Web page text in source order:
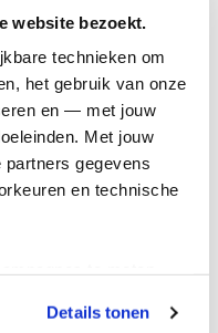
website bezoekt.
technieken om
het gebruik van onze
en — met jouw
Met jouw
gegevens
en technische
elk moment wijzigen of
Details tonen
in